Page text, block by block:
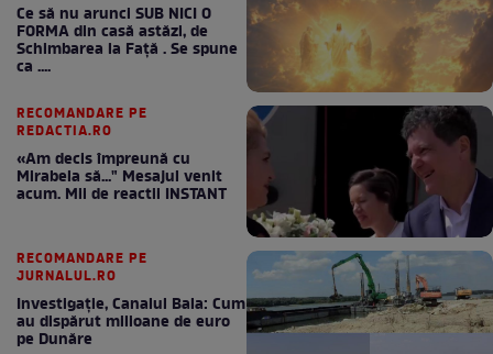
Ce să nu arunci SUB NICI O
FORMA din casă astăzi, de
Schimbarea la Față . Se spune
ca ....
RECOMANDARE PE
REDACTIA.RO
«Am decis împreună cu
Mirabela să..." Mesajul venit
acum. Mii de reactii INSTANT
RECOMANDARE PE
JURNALUL.RO
Investigație, Canalul Bala: Cum
au dispărut milioane de euro
pe Dunăre